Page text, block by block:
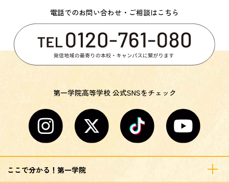
電話でのお問い合わせ・ご相談はこちら
第一学院高等学校 公式SNSをチェック
ここで分かる！第一学院